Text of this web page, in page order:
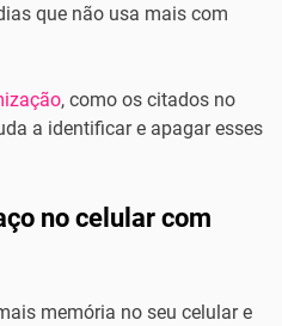
que não usa mais com
, como os citados no
a identificar e apagar esses
no celular com
memória no seu celular e